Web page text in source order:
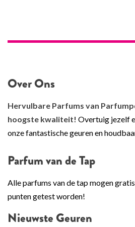
Over Ons
Hervulbare Parfums van
hoogste kwaliteit! Overtuig jezelf
onze fantastische geuren en
Parfum van de Tap
Alle parfums van de tap mogen
punten getest worden!
Nieuwste Geuren